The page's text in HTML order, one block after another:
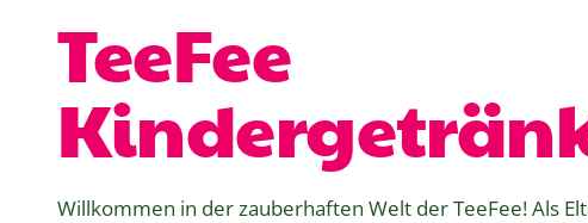
TeeFee
Willkommen in der zauberhaften Welt der TeeFee! Als